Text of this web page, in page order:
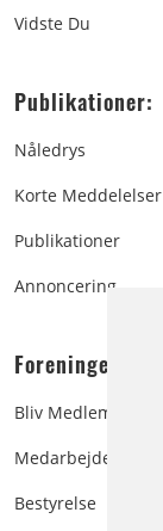
Vidste Du
Publikationer:
Nåledrys
Korte Meddelelser
Publikationer
Annoncering
Foreningen:
Bliv Medlem
Medarbejdere
Bestyrelse